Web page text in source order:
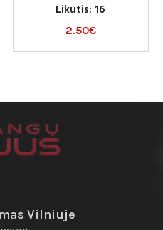
Likutis: 16
2.50€
Vilniuje